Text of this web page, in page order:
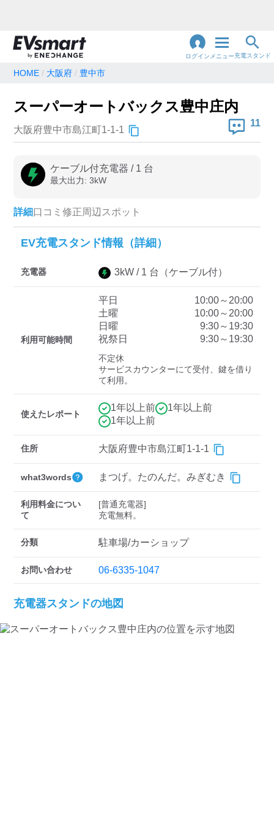
ログイン メニュー充電スタンド
地名・観光スポット・住所で検索
充電器の種類
急速充電器のみ表示
高速道路上のみ表示
認証システム
EV充電エネチェンジ e-Mobility Power
三菱ディーラーを表示
日産ディーラーを表示
トヨタディーラーを表
中速-20kW-以上
検索する
HOME 大阪府 豊中市
スーパーオートバックス豊中庄内
大阪府豊中市島江町1-1-1
11
ケーブル付充電器 / 1 台
最大出力: 3kW
詳細口コミ 修正周辺スポット
EV充電スタンド情報（詳細）
充電器 3kW / 1 台 （ケーブル付）
利用可能時間
平日
10:00～20:00
土曜
10:00～20:00
日曜
9:30～19:30
祝祭日
9:30～19:30
不定休
サービスカウンターにて受付、鍵を借り
て利用。
使えたレポート
1年以上前
1年以上前
1年以上前
住所 大阪府豊中市島江町1-1-1
what3words まつげ。たのんだ。みぎむき
利用料金につい
て
[普通充電器]
充電無料。
分類 駐車場/カーショップ
お問い合わせ 06-6335-1047
充電器スタンドの地図